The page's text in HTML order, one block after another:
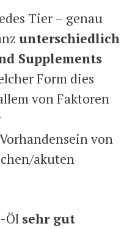
Tier – genau
unterschiedlich
Supplements
Form dies
von Faktoren
von
akuten
Öl sehr gut